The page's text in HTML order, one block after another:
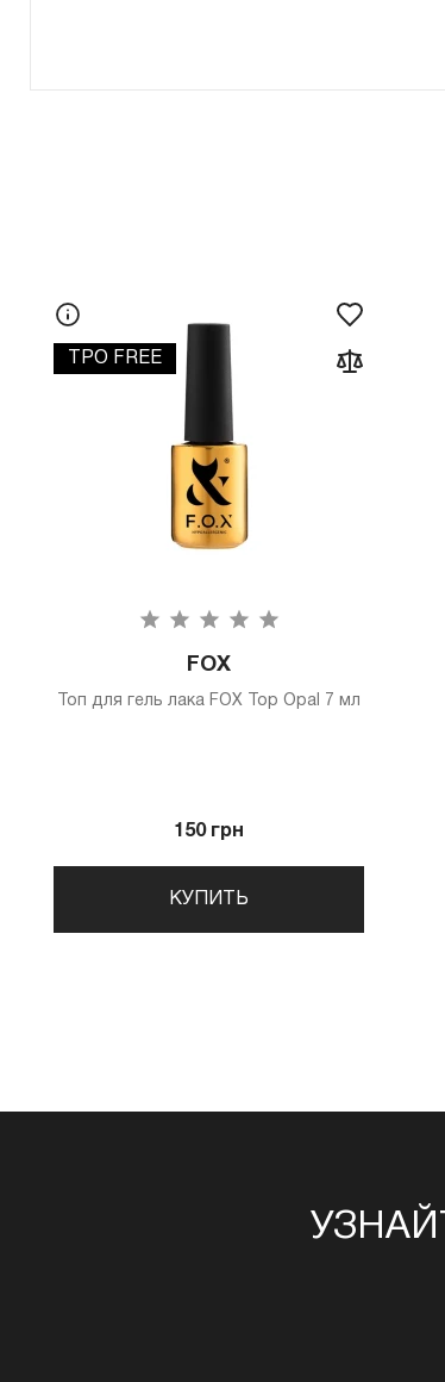
TPO FREE
FOX
Топ для гель лака FOX Top Opal 7 мл
150 грн
КУПИТЬ